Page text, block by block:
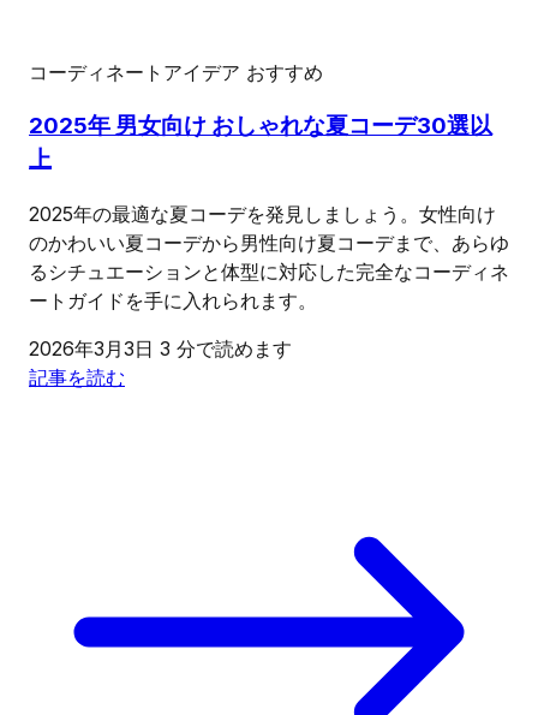
コーディネートアイデア おすすめ
2025年 男女向け おしゃれな夏コーデ30選以
上
2025年の最適な夏コーデを発見しましょう。女性向け
のかわいい夏コーデから男性向け夏コーデまで、あらゆ
るシチュエーションと体型に対応した完全なコーディネ
ートガイドを手に入れられます。
2026年3月3日 3 分で読めます
記事を読む